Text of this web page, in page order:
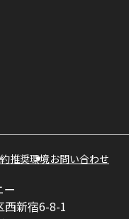
推奨環境お問い合わせ
ー
西新宿6-8-1